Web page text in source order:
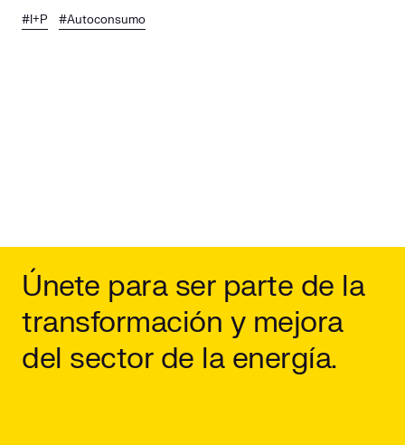
#I+P #Autoconsumo
Únete para ser parte de la
transformación y mejora
del sector de la energía.